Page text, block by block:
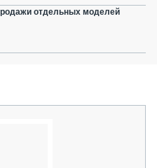
отдельных моделей